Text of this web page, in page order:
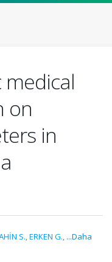
medical
on
in
S.,ERKEN G., ...Daha